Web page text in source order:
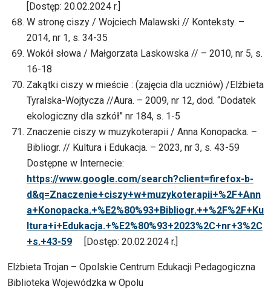
[Dostęp: 20.02.2024 r.]
W stronę ciszy / Wojciech Malawski // Konteksty. –
2014, nr 1, s. 34-35
Wokół słowa / Małgorzata Laskowska // – 2010, nr 5, s.
16-18
Zakątki ciszy w mieście : (zajęcia dla uczniów) /Elżbieta
Tyralska-Wojtycza //Aura. – 2009, nr 12, dod. “Dodatek
ekologiczny dla szkół” nr 184, s. 1-5
Znaczenie ciszy w muzykoterapii / Anna Konopacka. –
Bibliogr. // Kultura i Edukacja. – 2023, nr 3, s. 43-59
Dostępne w Internecie:
https://www.google.com/search?client=firefox-b-
d&q=Znaczenie+ciszy+w+muzykoterapii+%2F+Ann
a+Konopacka.+%E2%80%93+Bibliogr.++%2F%2F+Ku
ltura+i+Edukacja.+%E2%80%93+2023%2C+nr+3%2C
+s.+43-59
[Dostęp: 20.02.2024 r.]
Elżbieta Trojan – Opolskie Centrum Edukacji Pedagogiczna
Biblioteka Wojewódzka w Opolu